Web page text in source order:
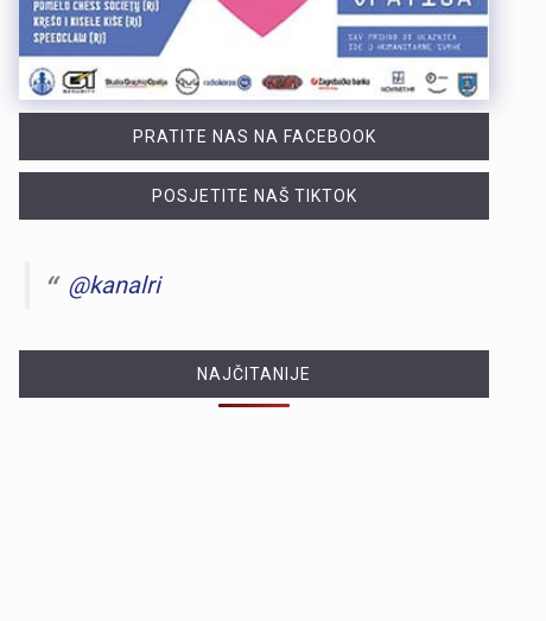
PRATITE NAS NA FACEBOOK
POSJETITE NAŠ TIKTOK
@kanalri
NAJČITANIJE